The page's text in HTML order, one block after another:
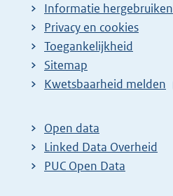
Informatie hergebruiken
Privacy en cookies
Toegankelijkheid
Sitemap
E
t
e
r
Kwetsbaarheid melden
Open data
Linked Data Overheid
PUC Open Data